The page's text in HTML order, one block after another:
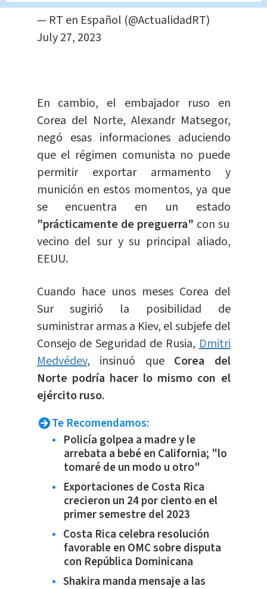
— RT en Español (@ActualidadRT)
July 27, 2023
En cambio, el embajador ruso en
Corea del Norte, Alexandr Matsegor,
negó esas informaciones aduciendo
que el régimen comunista no puede
permitir exportar armamento y
munición en estos momentos, ya que
se encuentra en un estado
"prácticamente de preguerra" con su
vecino del sur y su principal aliado,
EEUU.
Cuando hace unos meses Corea del
Sur sugirió la posibilidad de
suministrar armas a Kiev, el subjefe del
Consejo de Seguridad de Rusia,Dmitri
Medvédev, insinuó que Corea del
Norte podría hacer lo mismo con el
ejército ruso.
Te Recomendamos:
Policía golpea a madre y le
arrebata a bebé en California; "lo
tomaré de un modo u otro"
Exportaciones de Costa Rica
crecieron un 24 por ciento en el
primer semestre del 2023
Costa Rica celebra resolución
favorable en OMC sobre disputa
con República Dominicana
Shakira manda mensaje a las